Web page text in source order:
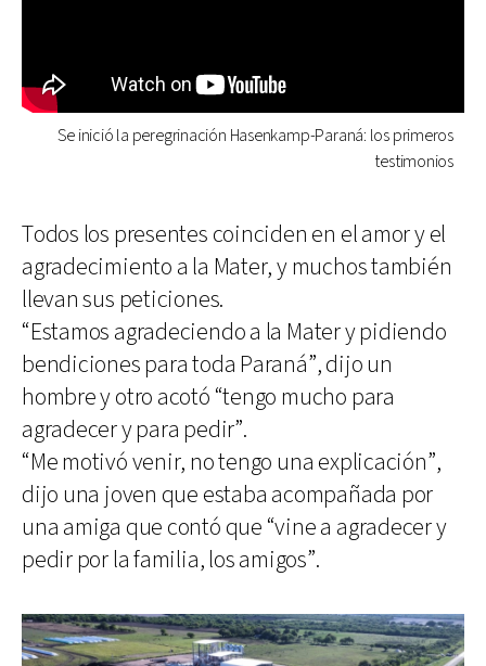
Se inició la peregrinación Hasenkamp-Paraná: los primeros
testimonios
Todos los presentes coinciden en el amor y el
agradecimiento a la Mater, y muchos también
llevan sus peticiones.
“Estamos agradeciendo a la Mater y pidiendo
bendiciones para toda Paraná”, dijo un
hombre y otro acotó “tengo mucho para
agradecer y para pedir”.
“Me motivó venir, no tengo una explicación”,
dijo una joven que estaba acompañada por
una amiga que contó que “vine a agradecer y
pedir por la familia, los amigos”.